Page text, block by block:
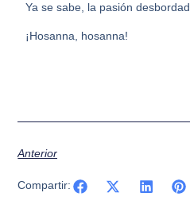
Ya se sabe, la pasión
¡Hosanna, hosanna!
Anterior
Compartir: